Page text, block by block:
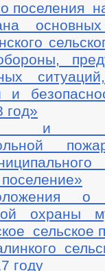
поселения
основных
и
год»
о
охраны
сельское
году